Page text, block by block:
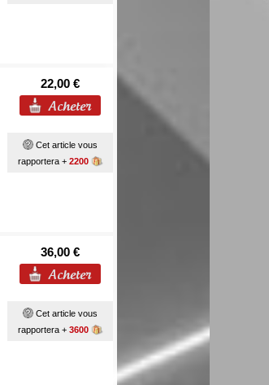
22,00 €
Cet article vous
rapportera + 2200
36,00 €
Cet article vous
rapportera + 3600